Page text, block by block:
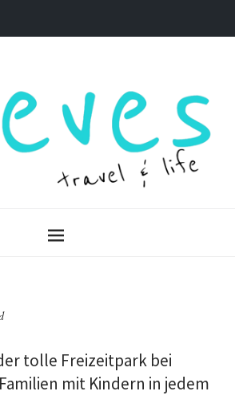
tolle Freizeitpark bei
mit Kindern in jedem